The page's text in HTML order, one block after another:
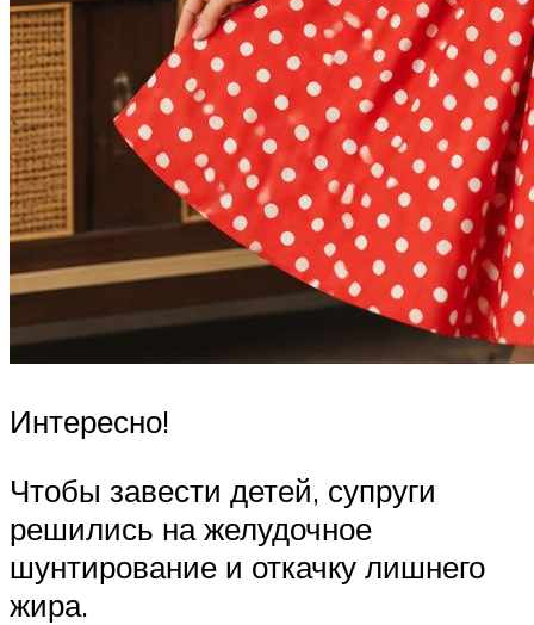
Интересно!
Чтобы завести детей, супруги
решились на желудочное
шунтирование и откачку лишнего
жира.